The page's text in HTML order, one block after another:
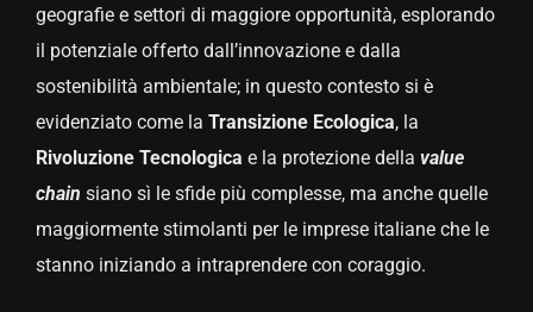
geografie e settori di maggiore opportunità, esplorando
il potenziale offerto dall’innovazione e dalla
sostenibilità ambientale; in questo contesto si è
evidenziato come la Transizione Ecologica, la
Rivoluzione Tecnologica e la protezione della value
chain siano sì le sfide più complesse, ma anche quelle
maggiormente stimolanti per le imprese italiane che le
stanno iniziando a intraprendere con coraggio.